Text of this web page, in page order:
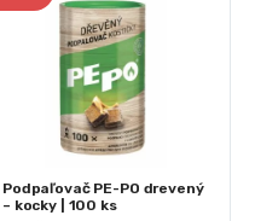
Podpaľovač PE-PO drevený
– kocky | 100 ks